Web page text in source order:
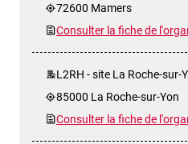
72600 Mamers
Consulter la fiche de
L2RH - site La Roche-sur-
85000 La Roche-sur-Yon
Consulter la fiche de